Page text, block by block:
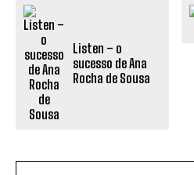
Listen – o
sucesso de Ana
Rocha de Sousa